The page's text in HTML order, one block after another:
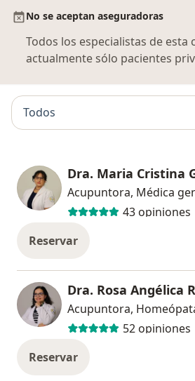
No se aceptan aseguradoras
Todos los especialistas de esta
actualmente sólo pacientes
Todos
Dra. Maria Cristina
Acupuntora, Médica
43 opiniones
Reservar
Dra. Rosa Angélica
Acupuntora,
52 opiniones
Reservar